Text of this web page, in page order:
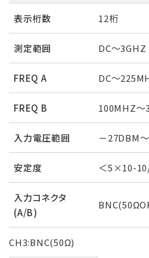
表示桁数 12桁
測定範囲 DC～3GHZ
FREQ A DC～
FREQ B 100MHZ～
入力電圧範囲 －27DBM
安定度 ＜5×10-
入力コネクタ
(A/B)
CH3:BNC(50Ω)